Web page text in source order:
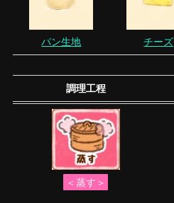
パン生地 チーズ
調理工程
＜蒸す＞